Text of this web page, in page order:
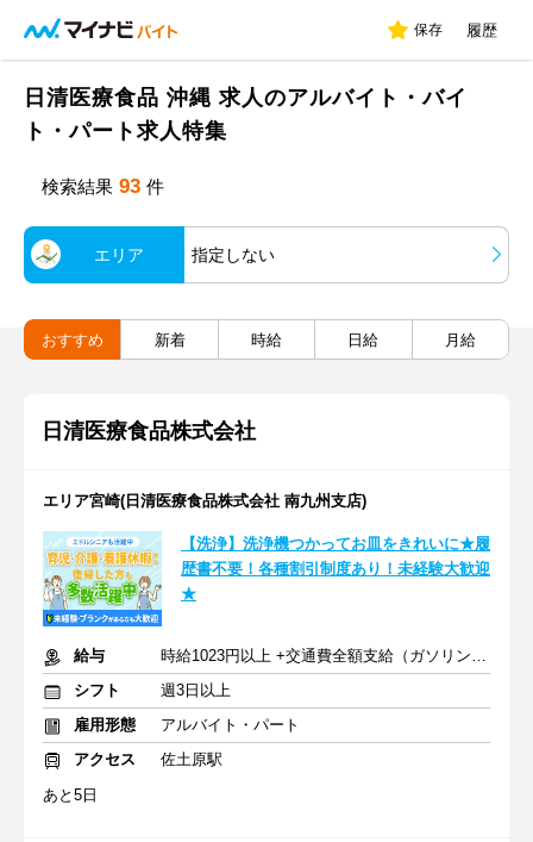
保存 履歴
日清医療食品 沖縄 求人のアルバイト・バイ
ト・パート求人特集
検索結果 93 件
エリア 指定しない
おすすめ 新着 時給 日給 月給
日清医療食品株式会社
エリア宮崎(日清医療食品株式会社 南九州支店)
【洗浄】洗浄機つかってお皿をきれいに★履
歴書不要！各種割引制度あり！未経験大歓迎
★
給与
時給1023円以上 +交通費全額支給（ガソリン代も支給）
シフト
週3日以上
雇用形態
アルバイト・パート
アクセス
佐土原駅
あと5日